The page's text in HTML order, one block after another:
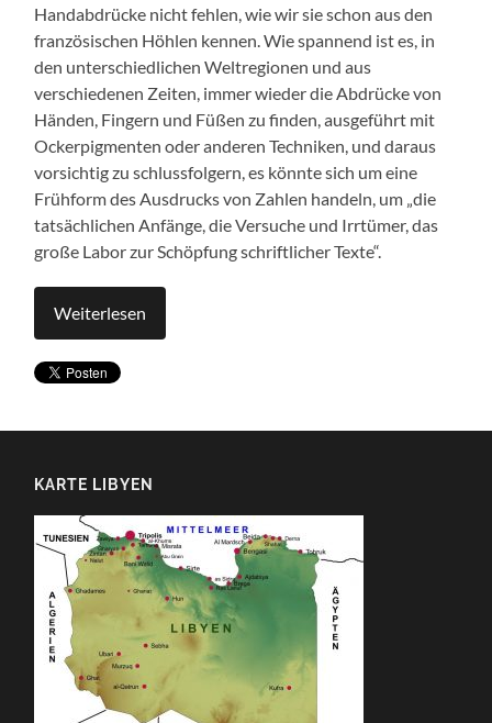
Handabdrücke nicht fehlen, wie wir sie schon aus den
französischen Höhlen kennen. Wie spannend ist es, in
den unterschiedlichen Weltregionen und aus
verschiedenen Zeiten, immer wieder die Abdrücke von
Händen, Fingern und Füßen zu finden, ausgeführt mit
Ockerpigmenten oder anderen Techniken, und daraus
vorsichtig zu schlussfolgern, es könnte sich um eine
Frühform des Ausdrucks von Zahlen handeln, um „die
tatsächlichen Anfänge, die Versuche und Irrtümer, das
große Labor zur Schöpfung schriftlicher Texte“.
Weiterlesen
KARTE LIBYEN